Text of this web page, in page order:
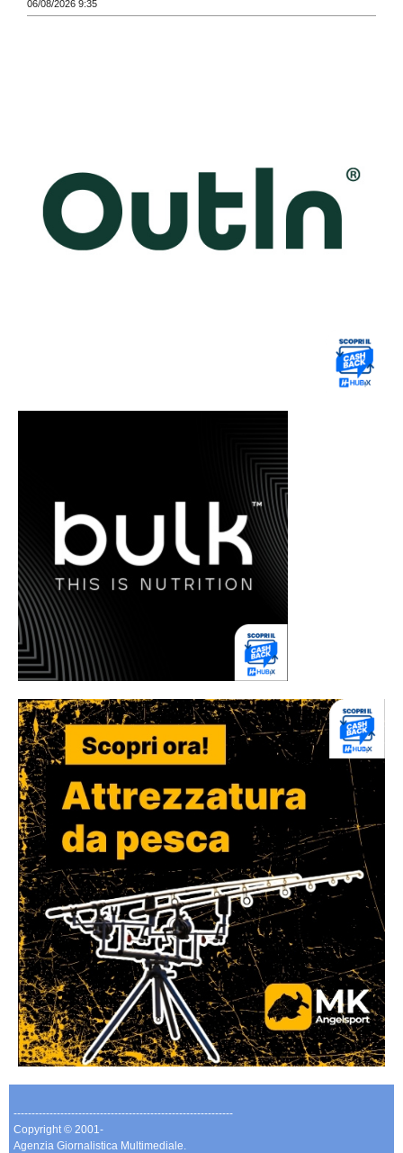
06/08/2026 9:35
-------------------------------------------------------------
Copyright © 2001-
Agenzia Giornalistica Multimediale.